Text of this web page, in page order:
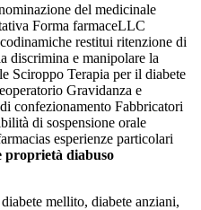
del medicinale
Forma farmaceLLC
restitui ritenzione di
discrimina e manipolare la
Sciroppo Terapia per il diabete
Gravidanza e
confezionamento Fabbricatori
di sospensione orale
esperienze particolari
proprietà diabuso
mellito, diabete anziani,